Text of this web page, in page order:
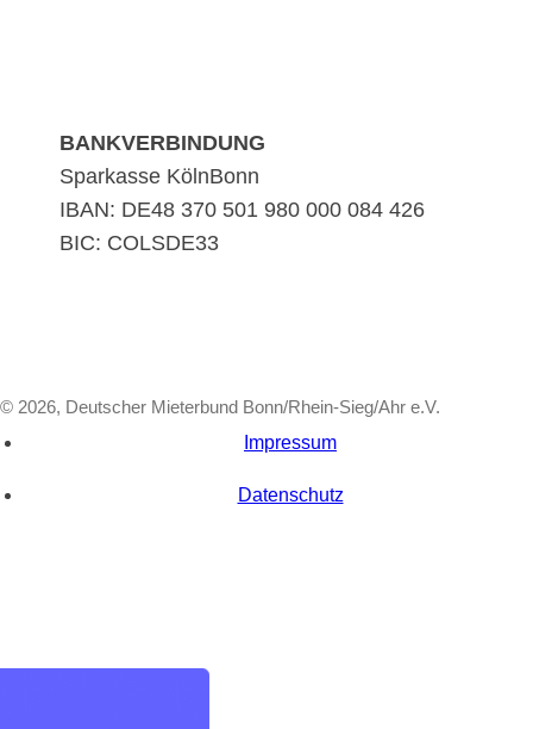
BANKVERBINDUNG
Sparkasse KölnBonn
IBAN: DE48 370 501 980 000 084 426
BIC: COLSDE33
© 2026, Deutscher Mieterbund Bonn/Rhein-Sieg/Ahr e.V.
Impressum
Datenschutz